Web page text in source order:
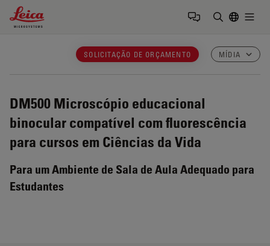
Leica Microsystems Logo
SOLICITAÇÃO DE ORÇAMENTO MÍDIA
DM500 Microscópio educacional
binocular compatível com fluorescência
para cursos em Ciências da Vida
Para um Ambiente de Sala de Aula Adequado para
Estudantes